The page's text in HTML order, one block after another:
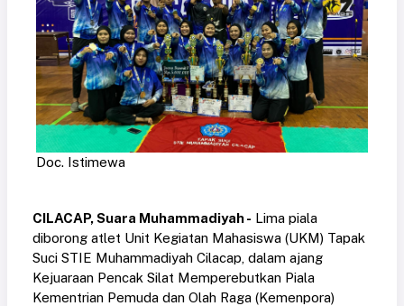
Doc. Istimewa
CILACAP, Suara Muhammadiyah - Lima piala
diborong atlet Unit Kegiatan Mahasiswa (UKM) Tapak
Suci STIE Muhammadiyah Cilacap, dalam ajang
Kejuaraan Pencak Silat Memperebutkan Piala
Kementrian Pemuda dan Olah Raga (Kemenpora)